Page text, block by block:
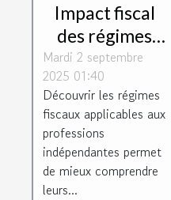
Impact fiscal
des régimes
BIC et BNC sur
les charges
sociales
Mardi 2 septembre
2025 01:40
Découvrir les régimes
fiscaux applicables aux
professions
indépendantes permet
de mieux comprendre
leurs...